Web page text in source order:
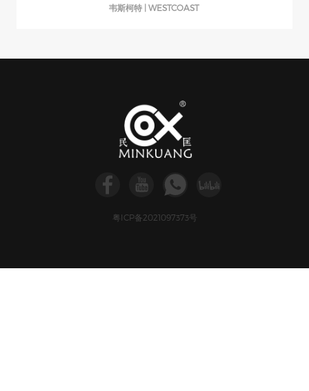
韦斯柯特 | WESTCOAST
粤ICP备2021097373号